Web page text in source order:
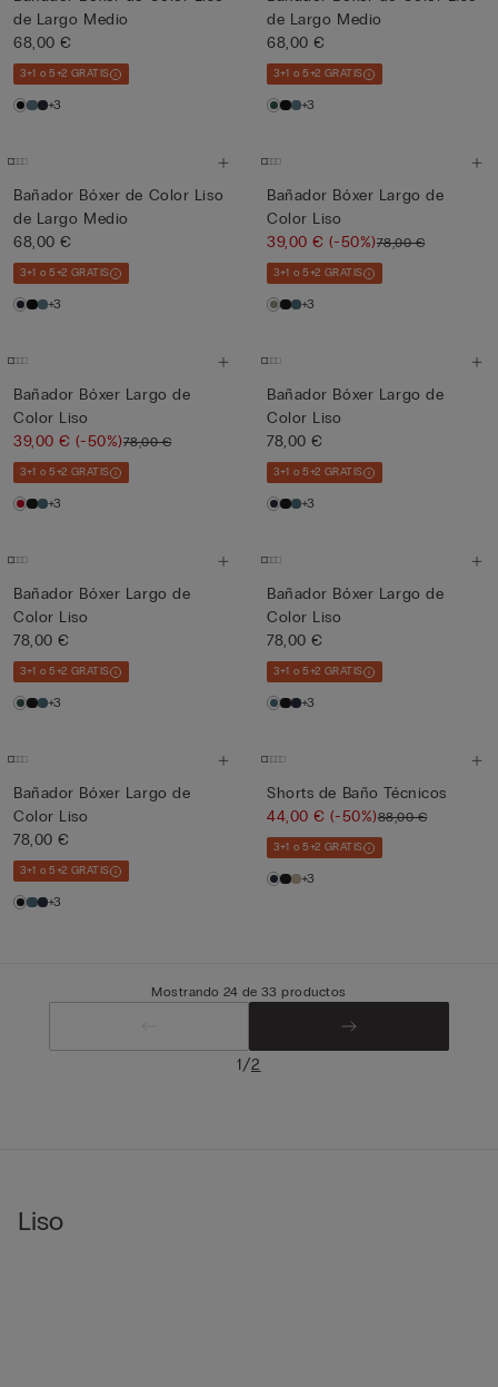
de Largo Medio
68,00 €
3+1 o 5+2 GRATIS
+3
de Largo Medio
68,00 €
3+1 o 5+2 GRATIS
+3
Bañador Bóxer de Color Liso
de Largo Medio
68,00 €
3+1 o 5+2 GRATIS
+3
Bañador Bóxer Largo de
Color Liso
39,00 €(-50%)78,00 €
3+1 o 5+2 GRATIS
+3
Bañador Bóxer Largo de
Color Liso
39,00 €(-50%)78,00 €
3+1 o 5+2 GRATIS
+3
Bañador Bóxer Largo de
Color Liso
78,00 €
3+1 o 5+2 GRATIS
+3
Bañador Bóxer Largo de
Color Liso
78,00 €
3+1 o 5+2 GRATIS
+3
Bañador Bóxer Largo de
Color Liso
78,00 €
3+1 o 5+2 GRATIS
+3
Bañador Bóxer Largo de
Color Liso
78,00 €
3+1 o 5+2 GRATIS
+3
Shorts de Baño Técnicos
44,00 €(-50%)88,00 €
3+1 o 5+2 GRATIS
+3
Mostrando 24 de 33 productos
1/2
Liso